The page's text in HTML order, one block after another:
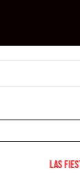
Las